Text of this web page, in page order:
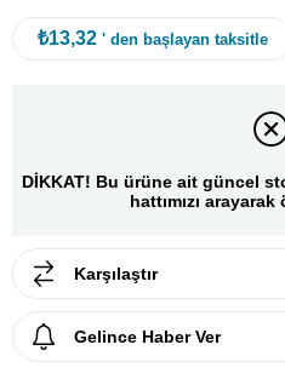
₺13,32 ' den başlayan taksitle
DİKKAT! Bu ürüne ait güncel
hattımızı
Karşılaştır
Gelince Haber Ver